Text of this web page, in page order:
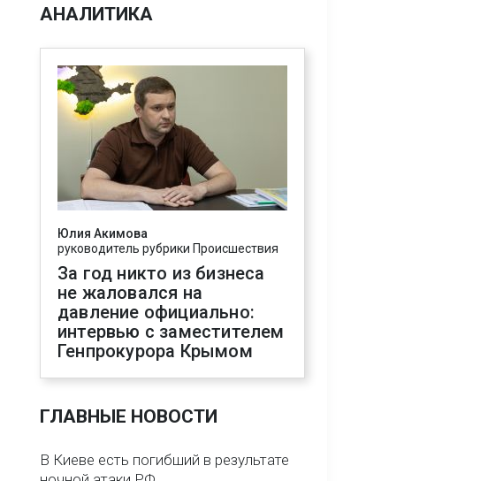
АНАЛИТИКА
Юлия Акимова
руководитель рубрики Происшествия
За год никто из бизнеса
не жаловался на
давление официально:
интервью с заместителем
Генпрокурора Крымом
ГЛАВНЫЕ НОВОСТИ
В Киеве есть погибший в результате